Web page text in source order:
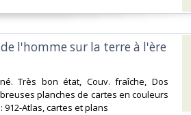
l'homme sur la terre à l'ère
Très bon état, Couv. fraîche, Dos
planches de cartes en couleurs
912-Atlas, cartes et plans‎